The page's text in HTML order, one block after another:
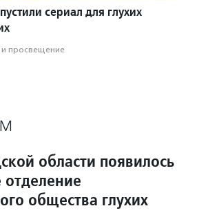
сериал для глухих
и просвещение
области появилось
отделение
общества глухих